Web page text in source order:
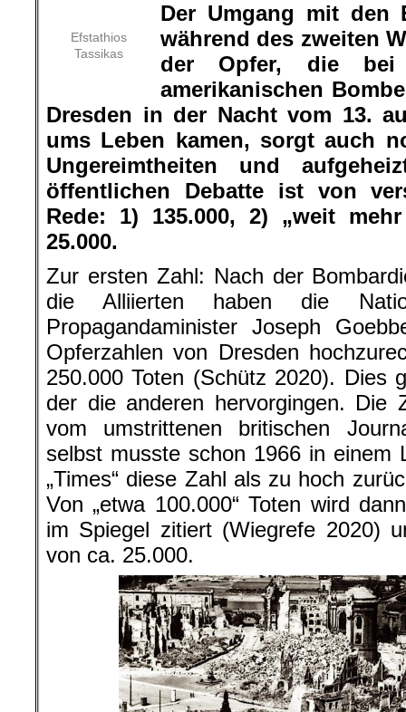
Efstathios
Tassikas
Der Umgang mit den
während des zweiten
der Opfer, die
amerikanischen
Dresden in der Nacht vom 13.
ums Leben kamen, sorgt auch
Ungereimtheiten und
öffentlichen Debatte ist von
Rede: 1) 135.000, 2) „weit
25.000.
Zur ersten Zahl: Nach der
die Alliierten haben die
Propagandaminister Joseph
Opferzahlen von Dresden
250.000 Toten (Schütz 2020). Dies
der die anderen hervorgingen. Die
vom umstrittenen britischen
selbst musste schon 1966 in einem
„Times“ diese Zahl als zu hoch
Von „etwa 100.000“ Toten wird
im Spiegel zitiert (Wiegrefe 2020)
von ca. 25.000.